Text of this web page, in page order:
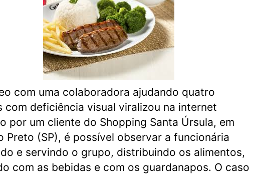
com uma colaboradora ajudando quatro
com deficiência visual viralizou na internet
por um cliente do Shopping Santa Úrsula, em
Preto (SP), é possível observar a funcionária
e servindo o grupo, distribuindo os alimentos,
com as bebidas e com os guardanapos. O caso